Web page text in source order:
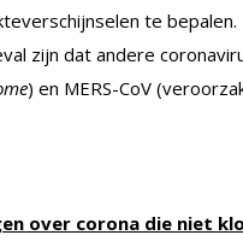
te
zijn dat andere
) en MERS-CoV
over corona die niet